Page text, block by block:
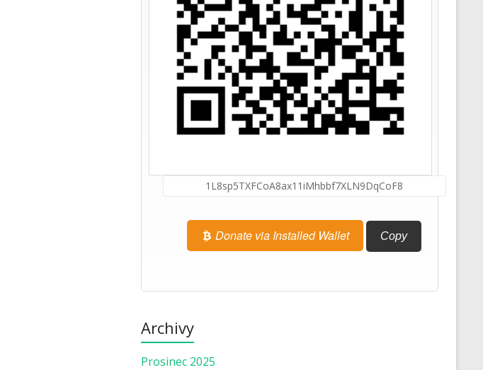
Donate via Installed Wallet Copy
Archivy
Prosinec 2025